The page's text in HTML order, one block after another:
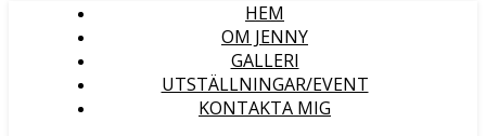
HEM
OM JENNY
GALLERI
UTSTÄLLNINGAR/EVENT
KONTAKTA MIG